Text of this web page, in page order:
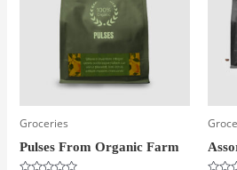
Groceries
Pulses From Organic Farm